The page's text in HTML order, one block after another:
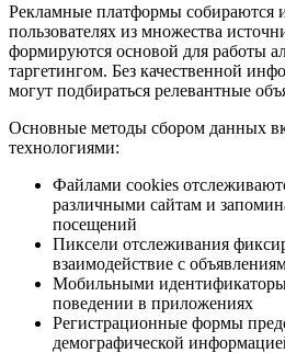
Рекламные платформы собираются
пользователях из множества
формируются основой для работы
таргетингом. Без качественной
могут подбираться релевантные
Основные методы сбором данных
технологиями:
Файлами cookies
различными сайтам и
посещений
Пиксели отслеживания
взаимодействие с
Мобильными
поведении в приложениях
Регистрационные формы
демографической